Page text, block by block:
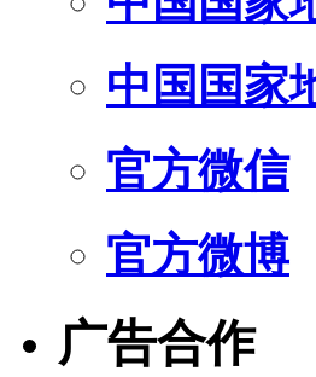
中国国家
官方微信
官方微博
广告合作